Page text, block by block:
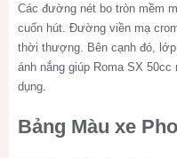
Các đường nét bo tròn mềm
cuốn hút. Đường viền mạ
thời thượng. Bên cạnh đó,
ánh nắng giúp Roma SX
dụng.
Bảng Màu xe